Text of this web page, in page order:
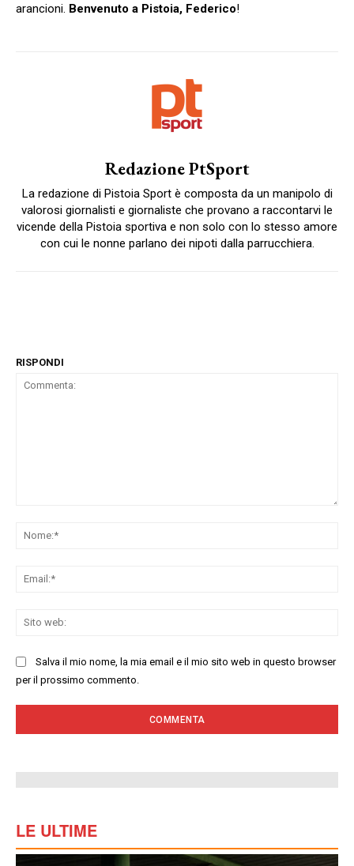
arancioni. Benvenuto a Pistoia, Federico!
Redazione PtSport
La redazione di Pistoia Sport è composta da un manipolo di
valorosi giornalisti e giornaliste che provano a raccontarvi le
vicende della Pistoia sportiva e non solo con lo stesso amore
con cui le nonne parlano dei nipoti dalla parrucchiera.
RISPONDI
Salva il mio nome, la mia email e il mio sito web in questo browser
per il prossimo commento.
LE ULTIME